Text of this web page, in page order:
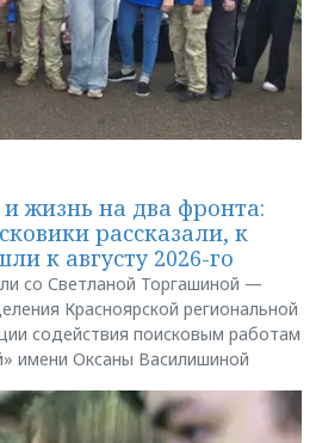
жизнь на два фронта:
рассказали, к
к августу 2026-го
со Светланой Торгашиной —
Красноярской региональной
содействия поисковым работам
имени Оксаны Василишиной